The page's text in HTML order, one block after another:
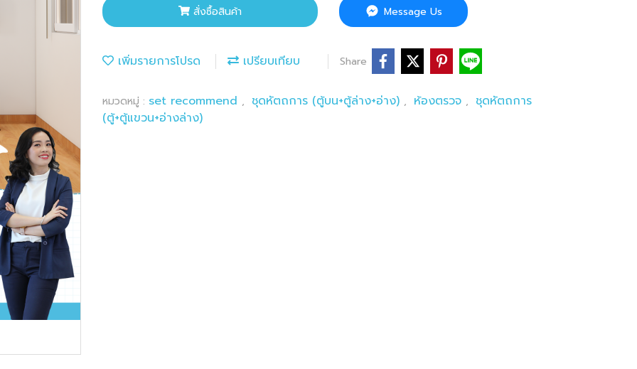
สั่งซื้อสินค้า Message Us
เพิ่มรายการโปรด เปรียบเทียบ Share
หมวดหมู่ : set recommend , ชุดหัตถการ (ตู้บน+ตู้ล่าง+อ่าง) , ห้องตรวจ , ชุดหัตถการ
(ตู้+ตู้แขวน+อ่างล่าง)